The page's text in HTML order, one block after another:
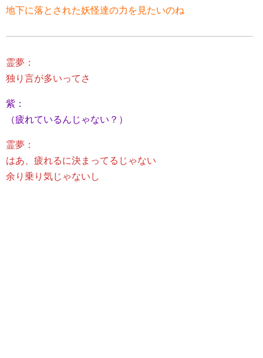
地下に落とされた妖怪達の力を見たいのね
霊夢：
独り言が多いってさ
紫：
（疲れているんじゃない？）
霊夢：
はあ、疲れるに決まってるじゃない
余り乗り気じゃないし